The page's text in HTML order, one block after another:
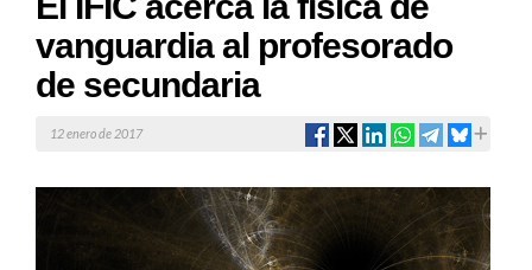
vanguardia al profesorado
de secundaria
12 enero de 2017